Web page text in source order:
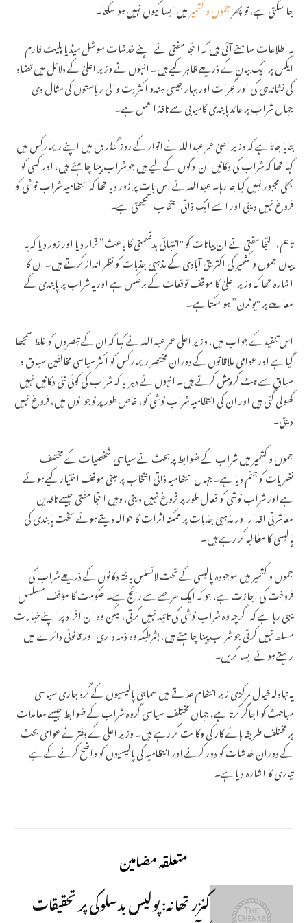
جا سکتی ہے، تو پھرجموں و کشمیرمیں ایسا کیوں نہیں ہو سکتا۔
یہ اطلاعات سامنے آئی ہیں کہ التجا مفتی نے اپنے خدشات سوشل میڈیا پلیٹ فارم
ایکس پر ایک بیان کے ذریعے ظاہر کیے ہیں۔ انہوں نے وزیر اعلیٰ کے دلائل میں تضاد
کی نشاندہی کی اور گجرات اور بہار جیسی ہندو اکثریت والی ریاستوں کی مثال دی
جہاں شراب پر عائد پابندی کامیابی سے نافذ العمل ہے۔
بتایا جاتا ہے کہ وزیر اعلیٰ عمر عبداللہ نے اتوار کے روز گنڈربل میں اپنے ریمارکس میں
کہا تھا کہ شراب کی دکانیں ان لوگوں کے لیے ہیں جو شراب پینا چاہتے ہیں، اور کسی کو
بھی مجبور نہیں کیا جا رہا۔ عبداللہ نے اس بات پر زور دیا تھا کہ انتظامیہ شراب نوشی کو
فروغ نہیں دیتی اور اسے ایک ذاتی انتخاب سمجھتی ہے۔
تاہم، التجا مفتی نے ان بیانات کو "انتہائی بدقسمتی کا باعث” قرار دیا اور زور دیا کہ یہ
بیان جموں و کشمیر کی اکثریتی آبادی کے مذہبی جذبات کو نظر انداز کرتے ہیں۔ ان کا
اشارہ تھا کہ وزیر اعلیٰ کا موقف توقعات کے برعکس ہے اور یہ شراب پر پابندی کے
معاملے پر "یو ٹرن” ہو سکتا ہے۔
اس تنقید کے جواب میں، وزیر اعلیٰ عمر عبداللہ نے کہا کہ ان کے تبصروں کو غلط سمجھا
گیا ہے اور عوامی ملاقاتوں کے دوران مختصر ریمارکس کو اکثر سیاسی مخالفین سیاق و
سباق سے ہٹ کر پیش کرتے ہیں۔ انہوں نے دہرایا کہ شراب کی کوئی نئی دکانیں نہیں
کھولی گئی ہیں اور ان کی انتظامیہ شراب نوشی کو، خاص طور پر نوجوانوں میں، فروغ نہیں
دیتی۔
جموں و کشمیر میں شراب کے ضوابط پر بحث نے سیاسی شخصیات کے مختلف
نظریات کو جنم دیا ہے۔ جہاں انتظامیہ ذاتی انتخاب پر مبنی موقف اختیار کیے ہوئے
ہے اور شراب نوشی کو فعال طور پر فروغ نہیں دیتی، وہیں التجا مفتی جیسے ناقدین
معاشرتی اقدار اور مذہبی جذبات پر ممکنہ اثرات کا حوالہ دیتے ہوئے سخت پابندی کی
پالیسی کا مطالبہ کر رہے ہیں۔
جموں و کشمیر میں موجودہ پالیسی کے تحت لائسنس یافتہ دکانوں کے ذریعے شراب کی
فروخت کی اجازت ہے، جو کہ ایک عرصے سے رائج ہے۔ حکومت کا مؤقف مسلسل
یہی رہا ہے کہ اگرچہ وہ شراب نوشی کی تائید نہیں کرتی، لیکن وہ ان افراد پر اپنے خیالات
مسلط نہیں کرتی جو شراب پینا چاہتے ہیں، بشرطیکہ وہ ذمہ داری اور قانونی دائرے میں
رہتے ہوئے ایسا کریں۔
یہ تبادلہ خیال مرکزی زیر انتظام علاقے میں سماجی پالیسیوں کے گرد جاری سیاسی
مباحث کو اجاگر کرتا ہے، جہاں مختلف سیاسی گروہ شراب کے ضوابط جیسے معاملات
پر مختلف طریقہ ہائے کار کی وکالت کر رہے ہیں۔ وزیر اعلیٰ کے دفتر نے عوامی بحث
کے دوران خدشات کو دور کرنے اور انتظامیہ کی پالیسیوں کو واضح کرنے کے لیے
تیاری کا اشارہ دیا ہے۔
متعلقہ مضامین
کنزر تھانہ: پولیس بدسلوکی پر تحقیقات